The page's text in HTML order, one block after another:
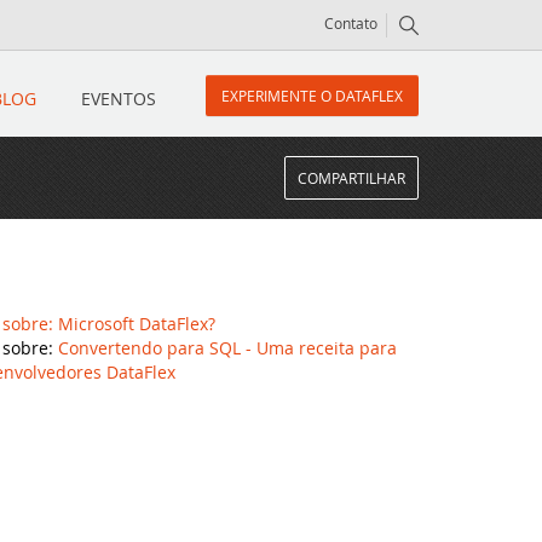
Contato
EVENTOS EXPERIMENTE O DATAFLEX
COMPARTILHAR
Microsoft DataFlex?
Convertendo para SQL - Uma receita para
DataFlex